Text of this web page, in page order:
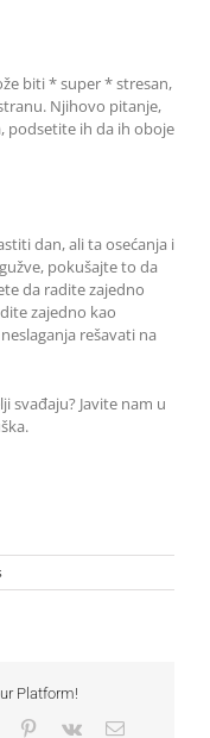
biti * super * stresan,
Njihovo pitanje,
podsetite ih da ih oboje
dan, ali ta osećanja i
pokušajte to da
da radite zajedno
zajedno kao
rešavati na
svađaju? Javite nam u
Platform!
Tumblr Pinterest
Vk Email